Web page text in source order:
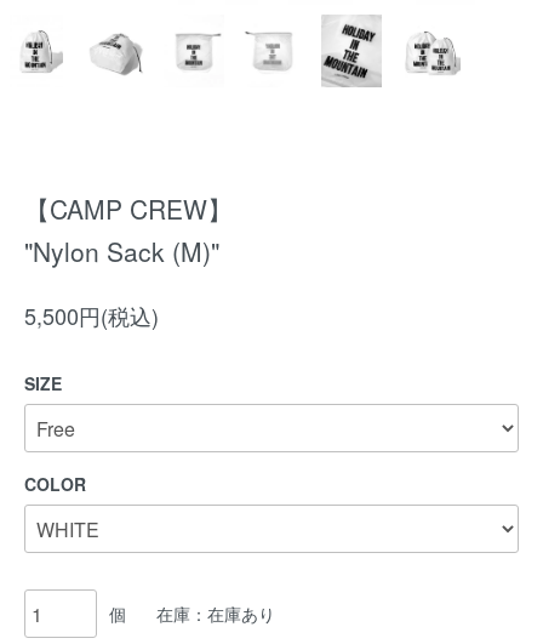
【CAMP CREW】
"Nylon Sack (M)"
5,500円(税込)
SIZE
COLOR
個 在庫：在庫あり